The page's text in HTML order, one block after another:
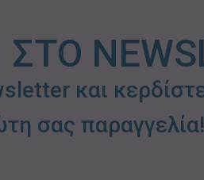
και
σας παραγγελία!